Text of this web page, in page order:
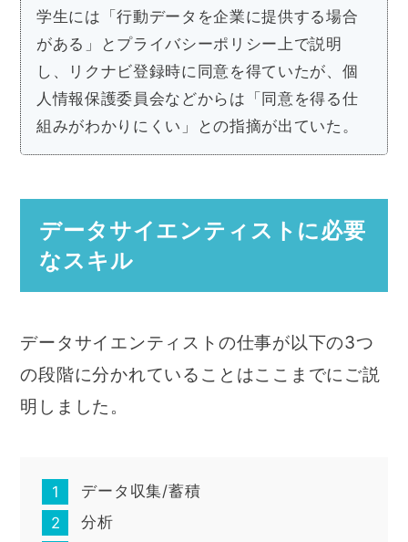
学生には「行動データを企業に提供する場合
がある」とプライバシーポリシー上で説明
し、リクナビ登録時に同意を得ていたが、個
人情報保護委員会などからは「同意を得る仕
組みがわかりにくい」との指摘が出ていた。
データサイエンティストに必要
なスキル
データサイエンティストの仕事が以下の3つ
の段階に分かれていることはここまでにご説
明しました。
データ収集/蓄積
分析